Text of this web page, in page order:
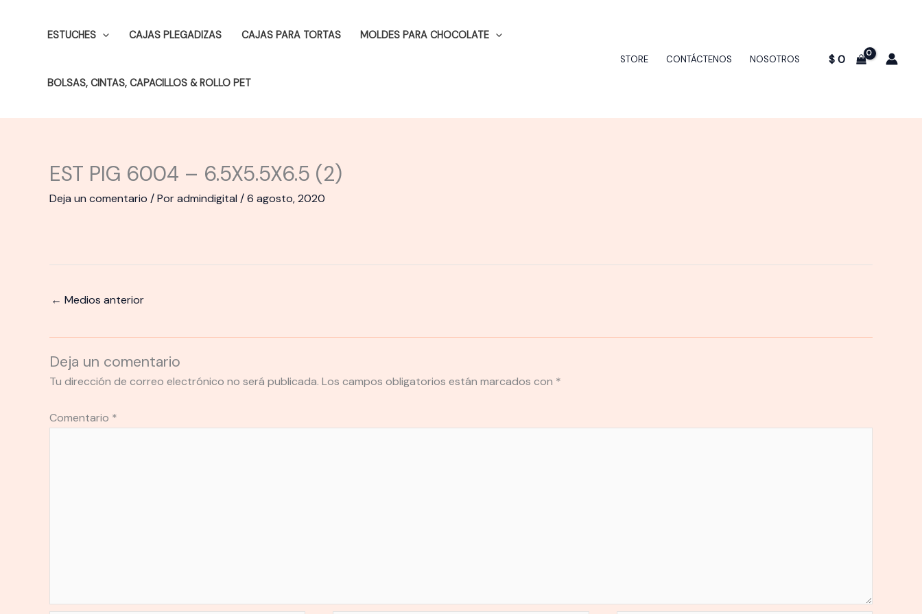
ESTUCHES CAJAS PLEGADIZAS CAJAS PARA TORTAS MOLDES PARA CHOCOLATE
BOLSAS, CINTAS, CAPACILLOS & ROLLO PET
STORE CONTÁCTENOS NOSOTROS $0
EST PIG 6004 – 6.5X5.5X6.5 (2)
Deja un comentario / Poradmindigital /6 agosto, 2020
← Medios anterior
Deja un comentario
Tu dirección de correo electrónico no será publicada. Los campos obligatorios están marcados con *
Comentario *